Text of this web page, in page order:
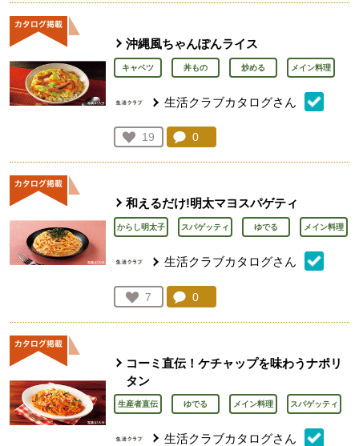
沖縄風ちゃんぽんライス
キャベツ 丼もの 炒める メイン料理
生活クラブカタログさん
お気に入り登録：
19
人が登録
コメント：
0
和えるだけ!明太マヨスパゲティ
からし明太子 スパゲッティ ゆでる メイン料理
生活クラブカタログさん
お気に入り登録：
7
人が登録
コメント：
0
コーミ直伝！ケチャップを味わうナポリ
タン
生産者直伝 ゆでる メイン料理 スパゲッティ
生活クラブカタログさん